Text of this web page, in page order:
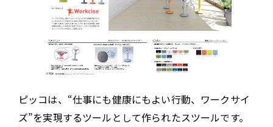
ピッコは、“仕事にも健康にもよい行動、ワークサイ
ズ”を実現するツールとして作られたスツールです。